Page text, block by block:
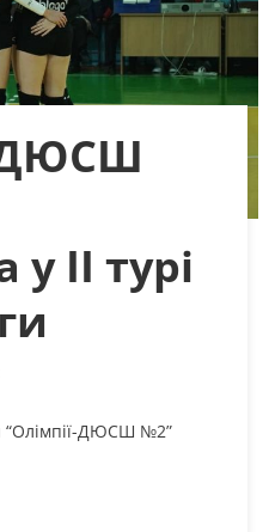
ДЮСШ
ІІ турі
“Олімпії-ДЮСШ №2”